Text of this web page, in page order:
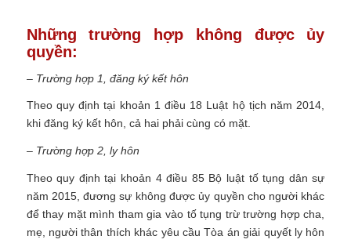
Những trường hợp không được ủy
quyền:
– Trường hợp 1, đăng ký kết hôn
Theo quy định tại khoản 1 điều 18 Luật hộ tịch năm 2014,
khi đăng ký kết hôn, cả hai phải cùng có mặt.
– Trường hợp 2, ly hôn
Theo quy định tại khoản 4 điều 85 Bộ luật tố tụng dân sự
năm 2015, đương sự không được ủy quyền cho người khác
để thay mặt mình tham gia vào tố tụng trừ trường hợp cha,
mẹ, người thân thích khác yêu cầu Tòa án giải quyết ly hôn